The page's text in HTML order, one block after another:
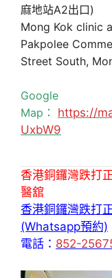
麻地站A2出口)
Mong Kok clinic
Pakpolee
Street South,
Google
Map： https://
UxbW9
香港銅鑼灣跌打
醫舘
香港銅鑼灣跌打
(Whatsapp預約)
電話： 852-